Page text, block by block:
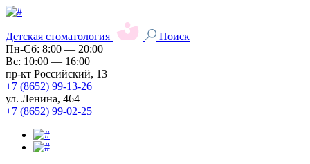
Детская стоматология
Поиск
Пн-Сб: 8:00 — 20:00
Вс: 10:00 — 16:00
пр-кт Российский, 13
+7 (8652) 99-13-26
ул. Ленина, 464
+7 (8652) 99-02-25